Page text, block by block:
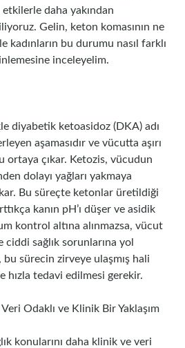
daha yakından
Gelin, keton komasının ne
kadınların bu durumu nasıl farklı
inceleyelim.
diyabetik ketoasidoz (DKA) adı
aşamasıdır ve vücutta aşırı
ortaya çıkar. Ketozis, vücudun
dolayı yağları yakmaya
Bu süreçte ketonlar üretildiği
kanın pH’ı düşer ve asidik
kontrol altına alınmazsa, vücut
sağlık sorunlarına yol
sürecin zirveye ulaşmış hali
hızla tedavi edilmesi gerekir.
Odaklı ve Klinik Bir Yaklaşım
konularını daha klinik ve veri